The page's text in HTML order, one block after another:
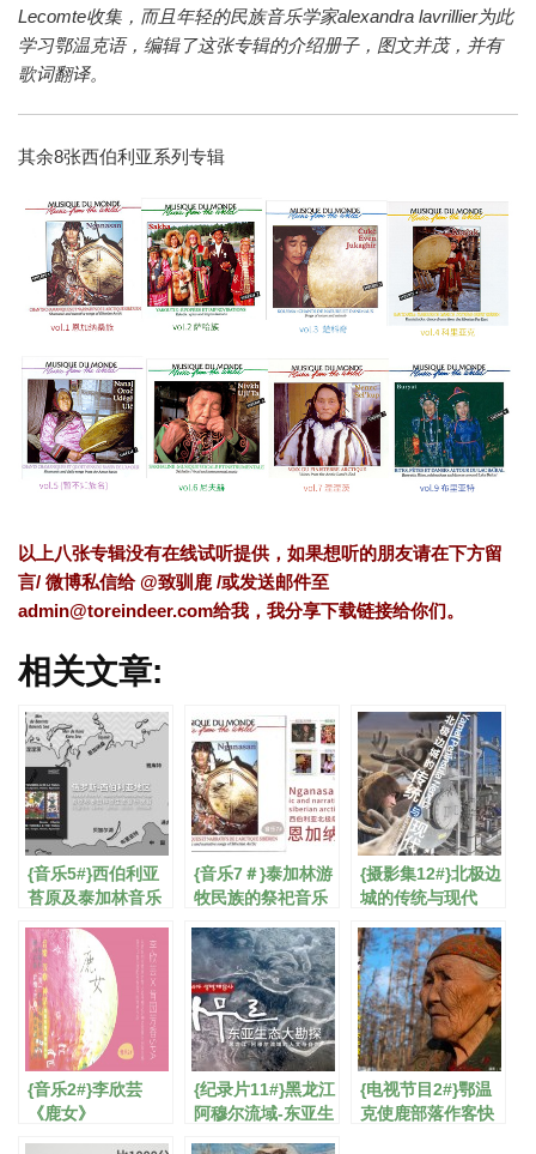
Lecomte收集，而且年轻的民族音乐学家alexandra lavrillier为此
学习鄂温克语，编辑了这张专辑的介绍册子，图文并茂，并有
歌词翻译。
其余8张西伯利亚系列专辑
以上八张专辑没有在线试听提供，如果想听的朋友请在下方留
言/ 微博私信给@致驯鹿 /或发送邮件至
admin@toreindeer.com给我，我分享下载链接给你们。
相关文章:
{音乐5#}西伯利亚
苔原及泰加林音乐
{音乐7＃}泰加林游
牧民族的祭祀音乐
{摄影集12#}北极边
城的传统与现代
{音乐2#}李欣芸
《鹿女》
{纪录片11#}黑龙江
阿穆尔流域-东亚生
{电视节目2#}鄂温
克使鹿部落作客快